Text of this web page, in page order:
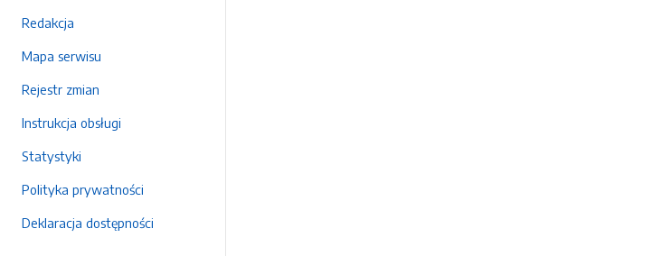
Redakcja
Mapa serwisu
Rejestr zmian
Instrukcja obsługi
Statystyki
Polityka prywatności
Deklaracja dostępności